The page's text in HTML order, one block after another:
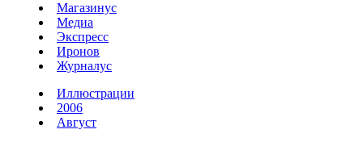
Магазинус
Медиа
Экспресс
Иронов
Журналус
Иллюстрации
2006
Август